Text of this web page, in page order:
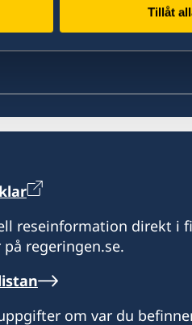
Tillåt
reseinformation direkt i
på regeringen.se.
om var du